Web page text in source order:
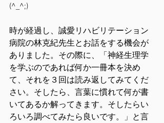
(^_^;)
時が経過し、誠愛リハビリテーション
病院の林克紀先生とお話をする機会が
ありました。その際に、「神経生理学
を学ぶのであれば何か一冊本を決め
て、それを３回は読み返してみてくだ
さい。そしたら、言葉に慣れて何が書
いてあるか解ってきます。そしたらい
ろいろ調べてみたら良いです。」と言